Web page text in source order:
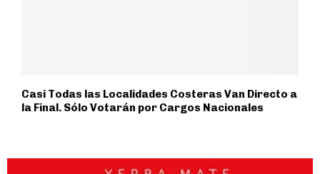
Casi Todas las Localidades Costeras Van Directo a
la Final. Sólo Votarán por Cargos Nacionales